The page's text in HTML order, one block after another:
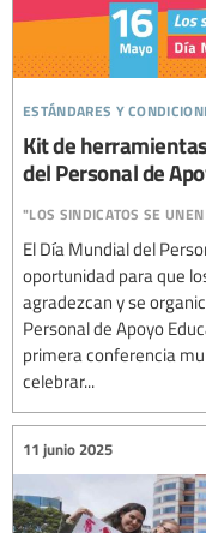
estándares y
Kit de
del Personal de
"los sindicatos se
El Día Mundial del
oportunidad para que
agradezcan y se
Personal de Apoyo
primera conferencia
celebrar...
11 junio 2025